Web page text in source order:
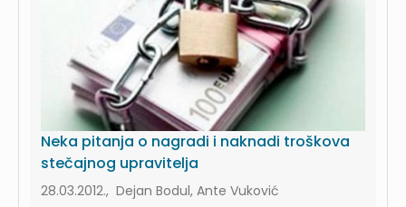
Neka pitanja o nagradi i naknadi troškova
stečajnog upravitelja
28.03.2012., Dejan Bodul, Ante Vuković